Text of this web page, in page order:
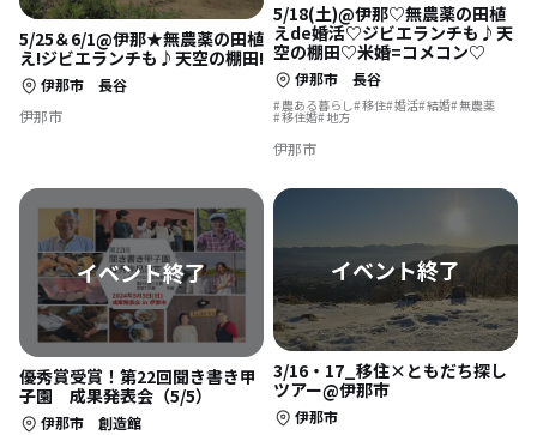
5/25＆6/1@伊那★無農薬の田植
え!ジビエランチも♪天空の棚田!
伊那市 長谷
伊那市
5/18(土)@伊那♡無農薬の田植
えde婚活♡ジビエランチも♪天
空の棚田♡米婚=コメコン♡
伊那市 長谷
農ある暮らし 移住 婚活 結婚 無農薬
移住婚 地方
伊那市
優秀賞受賞！第22回聞き書き甲
子園 成果発表会（5/5）
伊那市 創造館
3/16・17_移住×ともだち探し
ツアー@伊那市
伊那市